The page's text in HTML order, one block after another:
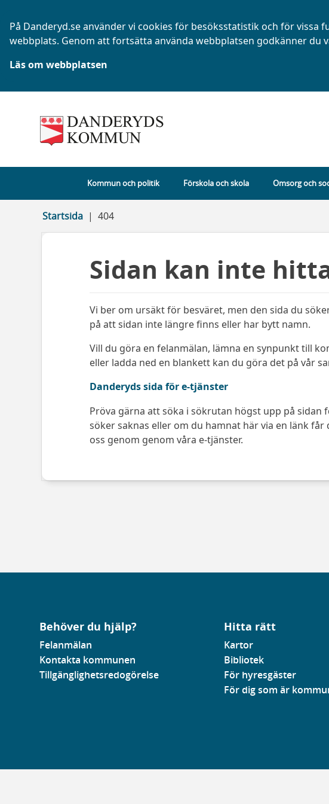
På Danderyd.se använder vi cookies för besöksstatistik och för
webbplats. Genom att fortsätta använda webbplatsen godkänner du
Läs om webbplatsen
Kommun och politik Förskola och skola Omsorg och
Startsida 404
Sidan kan inte
Vi ber om ursäkt för besväret, men den sida du
på att sidan inte längre finns eller har bytt namn.
Vill du göra en felanmälan, lämna en synpunkt till
eller ladda ned en blankett kan du göra det på vår
Danderyds sida för e-tjänster
Pröva gärna att söka i sökrutan högst upp på
söker saknas eller om du hamnat här via en länk
oss genom genom våra e-tjänster.
Behöver du hjälp?
Felanmälan
Kontakta kommunen
Tillgänglighetsredogörelse
Hitta rätt
Kartor
Bibliotek
För hyresgäster
För dig som är